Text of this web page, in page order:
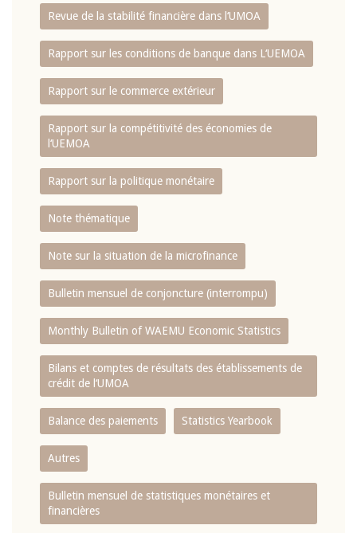
Revue de la stabilité financière dans l‘UMOA
Rapport sur les conditions de banque dans L‘UEMOA
Rapport sur le commerce extérieur
Rapport sur la compétitivité des économies de
l‘UEMOA
Rapport sur la politique monétaire
Note thématique
Note sur la situation de la microfinance
Bulletin mensuel de conjoncture (interrompu)
Monthly Bulletin of WAEMU Economic Statistics
Bilans et comptes de résultats des établissements de
crédit de l‘UMOA
Balance des paiements Statistics Yearbook
Autres
Bulletin mensuel de statistiques monétaires et
financières